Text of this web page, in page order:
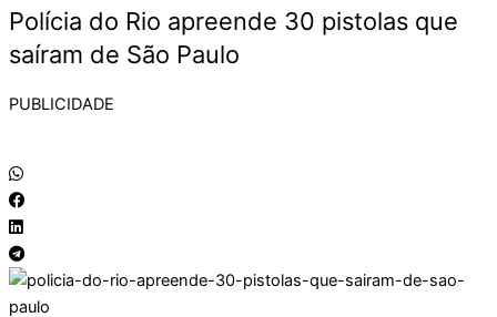
Polícia do Rio apreende 30 pistolas que
saíram de São Paulo
PUBLICIDADE